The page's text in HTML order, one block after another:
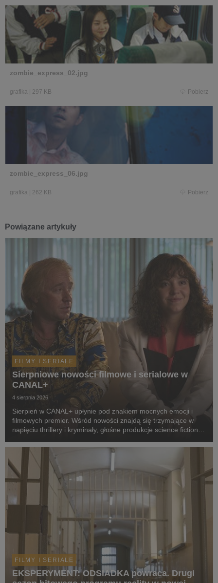
zombie_express_02.jpg
grafika | 297 KB Pobierz
zombie_express_06.jpg
grafika | 262 KB Pobierz
Powiązane artykuły
FILMY I SERIALE
Sierpniowe nowości filmowe i serialowe w
CANAL+
4 sierpnia 2026
Sierpień w CANAL+ upłynie pod znakiem mocnych emocji i
filmowych premier. Wśród nowości znajdą się trzymające w
napięciu thrillery i kryminały, głośne produkcje science fiction,
Widzowie zobaczą m.in. serial „Skażeni...
FILMY I SERIALE
EKSPERYMENT: ODSIADKA powraca. Drugi